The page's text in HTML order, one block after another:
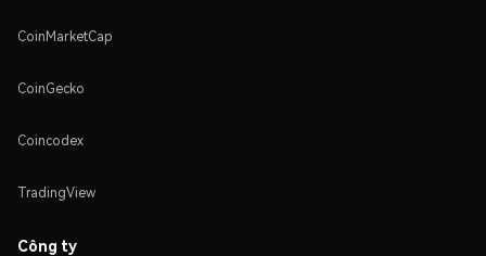
CoinMarketCap
CoinGecko
Coincodex
TradingView
Công ty